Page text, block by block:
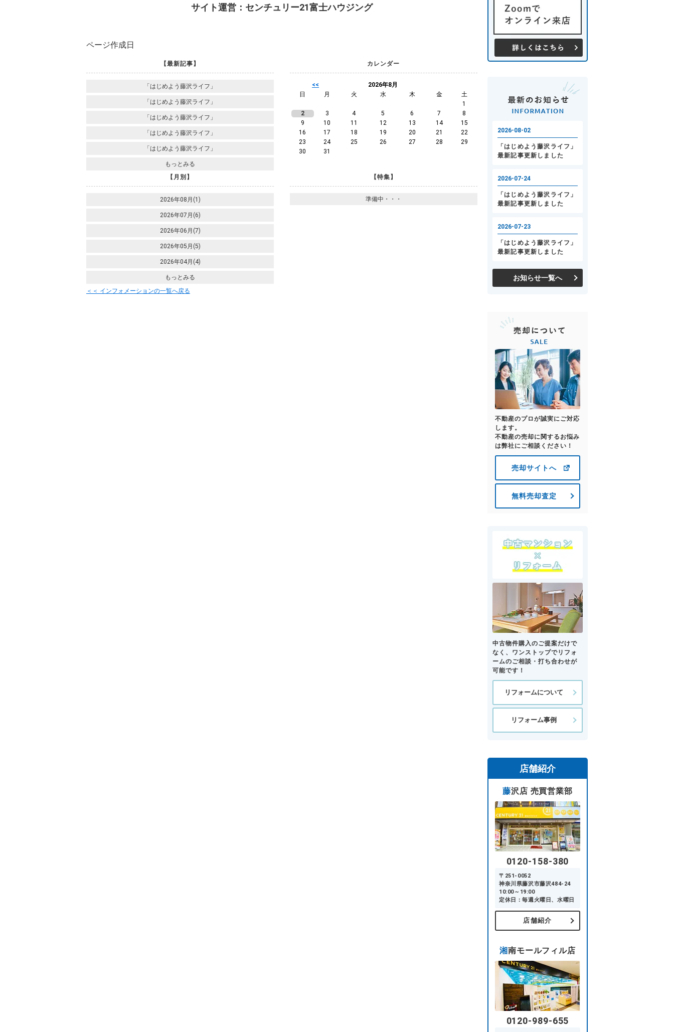
サイト運営：センチュリー21富士ハウジング
ページ作成日
【最新記事】
「はじめよう藤沢ライフ」
「はじめよう藤沢ライフ」
「はじめよう藤沢ライフ」
「はじめよう藤沢ライフ」
「はじめよう藤沢ライフ」
もっとみる
カレンダー
<<
2026年8月
日
月 火 水 木 金
土
1
2
3 4 5 6 7
8
9
10 11 12 13 14
15
16
17 18 19 20 21
22
23
24 25 26 27 28
29
30
31
【月別】
2026年08月(1)
2026年07月(6)
2026年06月(7)
2026年05月(5)
2026年04月(4)
もっとみる
【特集】
準備中・・・
＜＜ インフォメーションの一覧へ戻る
お知らせ一覧へ
不動産のプロが誠実にご対応
します。
不動産の売却に関するお悩み
は弊社にご相談ください！
売却サイトへ
無料売却査定
中古物件購入のご提案だけで
なく、ワンストップでリフォ
ームのご相談・打ち合わせが
可能です！
リフォームについて
リフォーム事例
店舗紹介
藤沢店 売買営業部
0120-158-380
〒251-0052
神奈川県藤沢市藤沢484-24
10:00～19:00
定休日：毎週火曜日、水曜日
店舗紹介
湘南モールフィル店
0120-989-655